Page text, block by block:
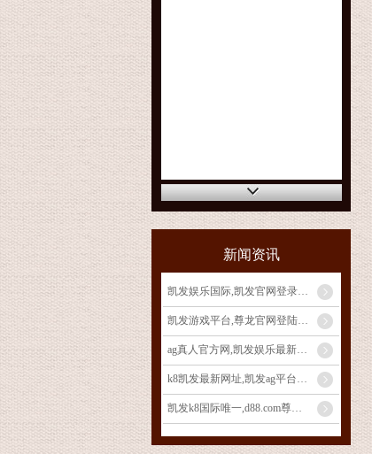
新闻资讯
凯发娱乐国际,凯发官网登录手机版_宝妈做自媒体月入过万？从0
凯发游戏平台,尊龙官网登陆地址_宝妈玩转电商带货：无货源模式
ag真人官方网,凯发娱乐最新优惠_发挥宝妈优势：教育类兼职大
k8凯发最新网址,凯发ag平台_宝妈兼职新选择：线上客服工作
凯发k8国际唯一,d88.com尊龙开户中心_宝妈手工兼职：